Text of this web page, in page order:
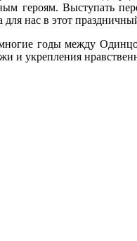
героям. Выступать
нас в этот
годы между
и укрепления